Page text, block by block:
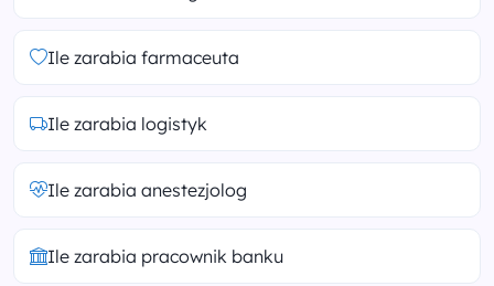
Ile zarabia farmaceuta
Ile zarabia logistyk
Ile zarabia anestezjolog
Ile zarabia pracownik banku